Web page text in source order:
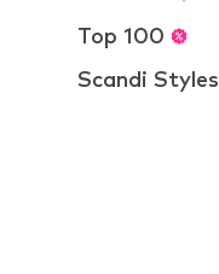
Top 100
Scandi Styles